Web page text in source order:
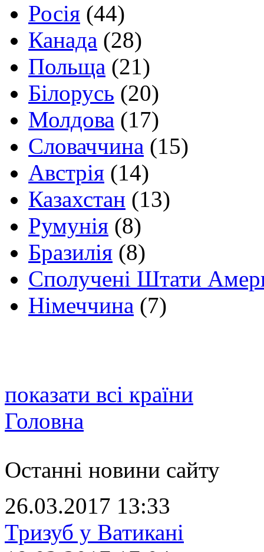
Росія (44)
Канада (28)
Польща (21)
Білорусь (20)
Молдова (17)
Словаччина (15)
Австрія (14)
Казахстан (13)
Румунія (8)
Бразилія (8)
Сполучені Штати
Німеччина (7)
показати всі країни
Головна
Останні новини сайту
26.03.2017 13:33
Тризуб у Ватикані